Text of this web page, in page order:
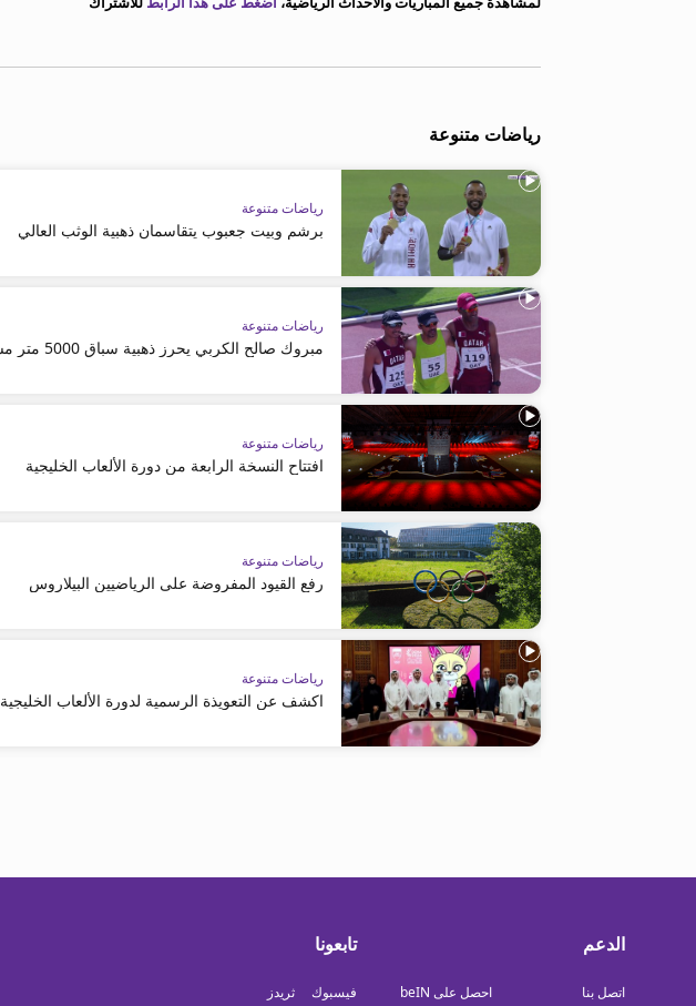
رياضات متنوعة
رياضات متنوعة
برشم وبيت جعبوب يتقاسمان ذهبية الوثب العالي
رياضات متنوعة
مبروك صالح الكربي يحرز ذهبية سباق 5000 متر مشياً
رياضات متنوعة
افتتاح النسخة الرابعة من دورة الألعاب الخليجية
رياضات متنوعة
رفع القيود المفروضة على الرياضيين البيلاروس
رياضات متنوعة
اكشف عن التعويذة الرسمية لدورة الألعاب الخليجية
الدعم
اتصل بنا احصل على beIN
تابعونا
فيسبوك ثريدز